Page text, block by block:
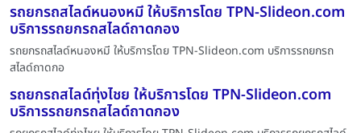
รถยกรถสไลด์หนองหมี ให้บริการโดย TPN-Slideon.com
บริการรถยกรถสไลด์ถาดกอง
รถยกรถสไลด์หนองหมี ให้บริการโดย TPN-Slideon.com บริการรถยกรถ
สไลด์ถาดกอ
รถยกรถสไลด์ทุ่งไชย ให้บริการโดย TPN-Slideon.com
บริการรถยกรถสไลด์ถาดกอง